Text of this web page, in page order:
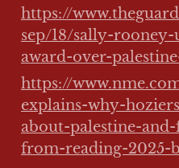
https://
sep/18/sally-
award-over-
https://
explains-why-
about-palestine-
from-reading-2025-